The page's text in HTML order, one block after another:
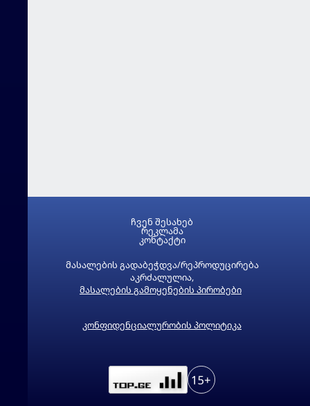
მასალების გადაბეჭდვა/რეპროდუცირება
აკრძალულია,
მასალების გამოყენების პირობები
კონფიდენციალურობის პოლიტიკა
ჩვენ შესახებ
რეკლამა
კონტაქტი